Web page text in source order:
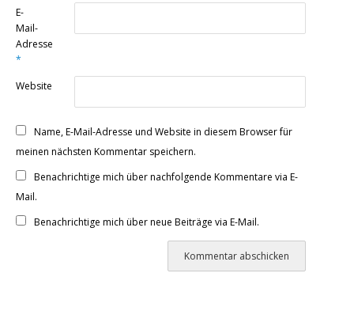
E-
Mail-
Adresse
*
Website
Name, E-Mail-Adresse und Website in diesem Browser für
meinen nächsten Kommentar speichern.
Benachrichtige mich über nachfolgende Kommentare via E-
Mail.
Benachrichtige mich über neue Beiträge via E-Mail.